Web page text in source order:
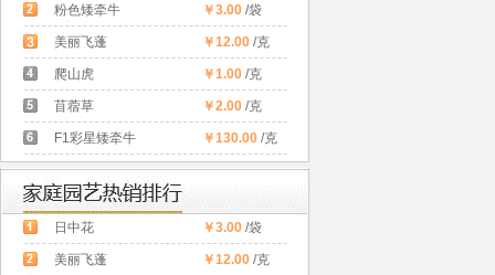
粉色矮牵牛 ￥3.00/袋
美丽飞蓬 ￥12.00/克
爬山虎 ￥1.00/克
苜蓿草 ￥2.00/克
F1彩星矮牵牛 ￥130.00/克
日中花 ￥3.00/袋
美丽飞蓬 ￥12.00/克